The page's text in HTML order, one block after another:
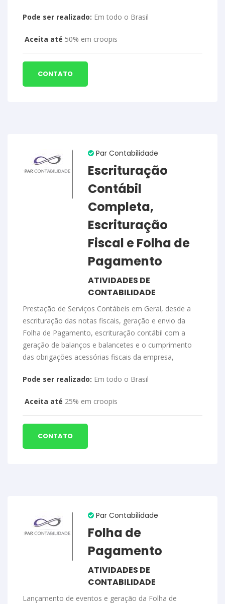
Pode ser realizado: Em todo o Brasil
Aceita até 50% em croopis
CONTATO
Par Contabilidade
Escrituração
Contábil
Completa,
Escrituração
Fiscal e Folha de
Pagamento
ATIVIDADES DE
CONTABILIDADE
Prestação de Serviços Contábeis em Geral, desde a
escrituração das notas fiscais, geração e envio da
Folha de Pagamento, escrituração contábil com a
geração de balanços e balancetes e o cumprimento
das obrigações acessórias fiscais da empresa,
Pode ser realizado: Em todo o Brasil
Aceita até 25% em croopis
CONTATO
Par Contabilidade
Folha de
Pagamento
ATIVIDADES DE
CONTABILIDADE
Lançamento de eventos e geração da Folha de